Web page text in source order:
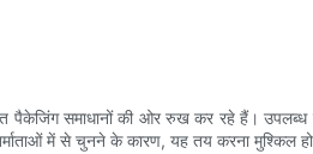
पैकेजिंग समाधानों की ओर रुख कर रहे हैं।
में से चुनने के कारण, यह तय करना मुश्किल हो